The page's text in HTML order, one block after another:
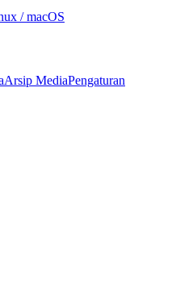
/ macOS
Arsip MediaPengaturan